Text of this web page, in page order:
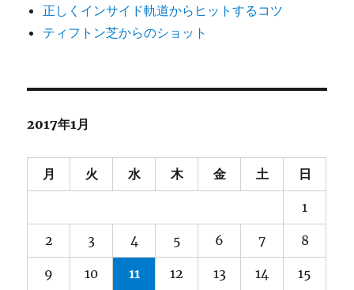
正しくインサイド軌道からヒットするコツ
ティフトン芝からのショット
2017年1月
月 火 水 木 金 土 日
1
2 3 4 5 6 7 8
9 10 11 12 13 14 15